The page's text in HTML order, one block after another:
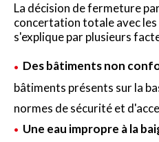
La décision de fermeture
concertation totale avec les
s'explique par plusieurs
Des bâtiments non
bâtiments présents sur la
normes de sécurité et
Une eau impropre à la